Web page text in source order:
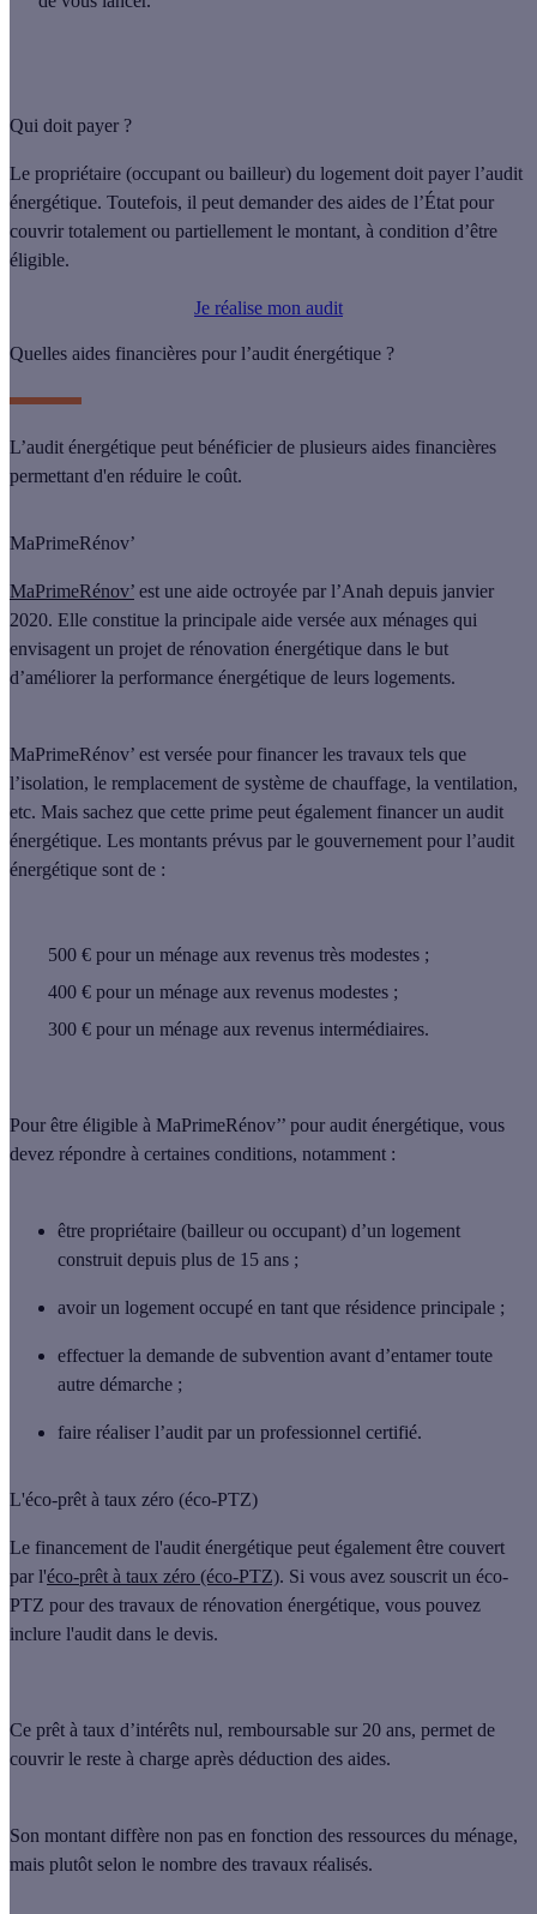
Qui doit payer ?
Le propriétaire (occupant ou bailleur) du logement doit payer l’audit
énergétique. Toutefois, il peut demander des aides de l’État pour
couvrir totalement ou partiellement le montant, à condition d’être
éligible.
Je réalise mon audit
Quelles aides financières pour l’audit énergétique ?
L’audit énergétique peut bénéficier de plusieurs aides financières
permettant d'en réduire le coût.
MaPrimeRénov’
MaPrimeRénov’ est une aide octroyée par l’Anah depuis janvier
2020. Elle constitue la principale aide versée aux ménages qui
envisagent un projet de rénovation énergétique dans le but
d’améliorer la performance énergétique de leurs logements.
MaPrimeRénov’ est versée pour financer les travaux tels que
l’isolation, le remplacement de système de chauffage, la ventilation,
etc. Mais sachez que cette prime peut également financer un audit
énergétique. Les montants prévus par le gouvernement pour l’audit
énergétique sont de :
500 € pour un ménage aux revenus très modestes ;
400 € pour un ménage aux revenus modestes ;
300 € pour un ménage aux revenus intermédiaires.
Pour être éligible à MaPrimeRénov’’ pour audit énergétique, vous
devez répondre à certaines conditions, notamment :
être propriétaire (bailleur ou occupant) d’un logement
construit depuis plus de 15 ans ;
avoir un logement occupé en tant que résidence principale ;
effectuer la demande de subvention avant d’entamer toute
autre démarche ;
faire réaliser l’audit par un professionnel certifié.
L'éco-prêt à taux zéro (éco-PTZ)
Le financement de l'audit énergétique peut également être couvert
par l'éco-prêt à taux zéro (éco-PTZ). Si vous avez souscrit un éco-
PTZ pour des travaux de rénovation énergétique, vous pouvez
inclure l'audit dans le devis.
Ce prêt à taux d’intérêts nul, remboursable sur 20 ans, permet de
couvrir le reste à charge après déduction des aides.
Son montant diffère non pas en fonction des ressources du ménage,
mais plutôt selon le nombre des travaux réalisés.